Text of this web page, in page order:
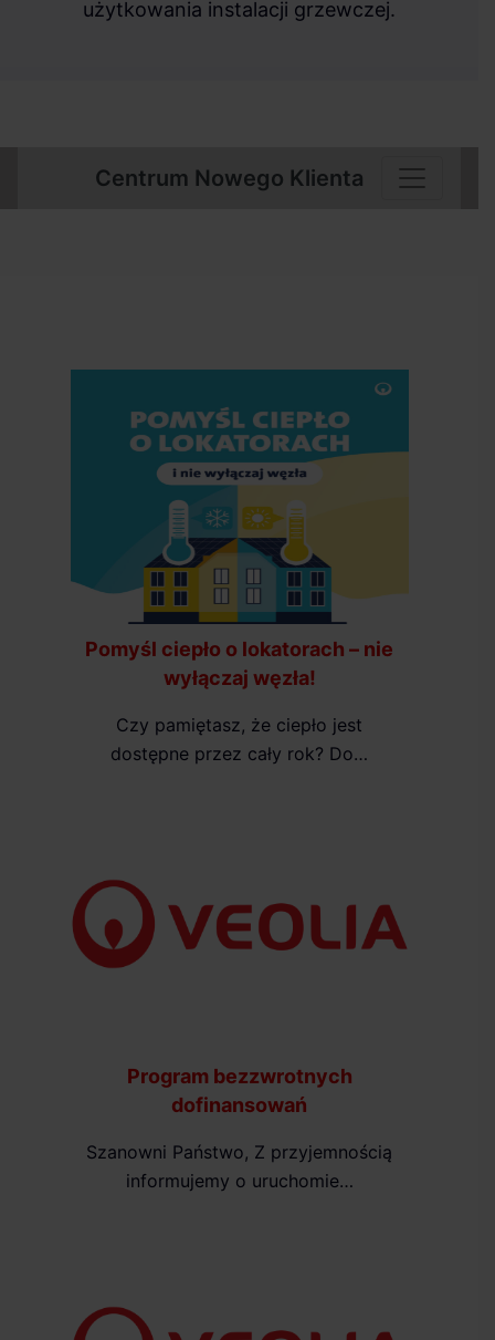
użytkowania instalacji grzewczej.
Centrum Nowego Klienta
Pomyśl ciepło o lokatorach – nie
wyłączaj węzła!
Czy pamiętasz, że ciepło jest
dostępne przez cały rok? Do…
Program bezzwrotnych
dofinansowań
Szanowni Państwo, Z przyjemnością
informujemy o uruchomie…